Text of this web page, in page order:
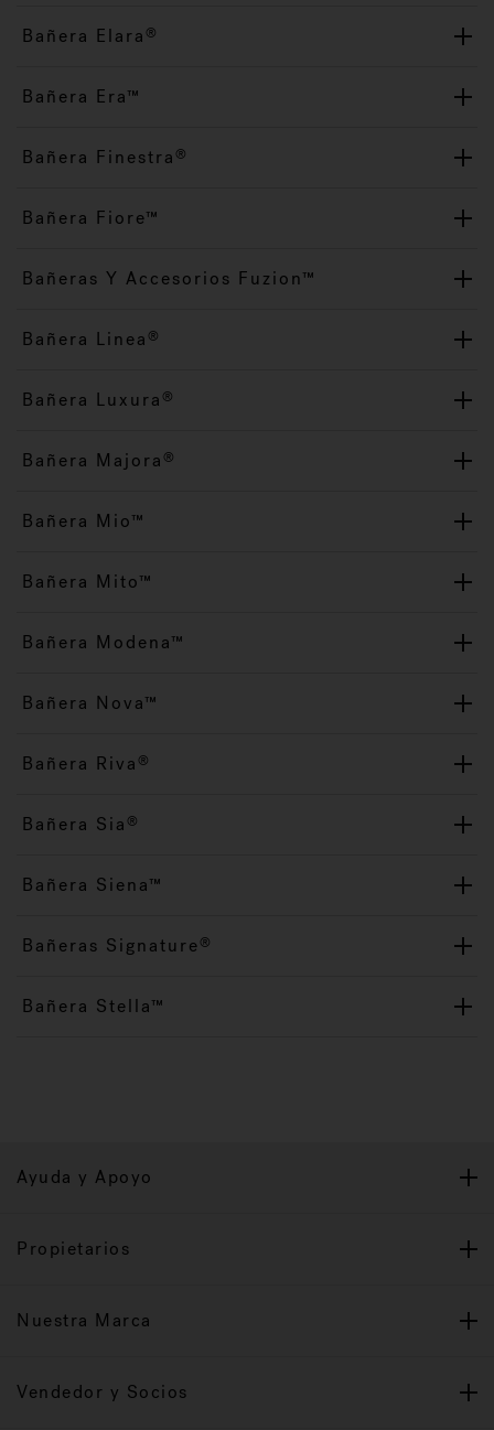
Bañera Elara ®
Bañera Era™
Bañera Finestra ®
Bañera Fiore™
Bañeras Y Accesorios Fuzion™
Bañera Linea ®
Bañera Luxura ®
Bañera Majora ®
Bañera Mio™
Bañera Mito™
Bañera Modena™
Bañera Nova™
Bañera Riva ®
Bañera Sia ®
Bañera Siena™
Bañeras Signature®
Bañera Stella™
Ayuda y Apoyo
Propietarios
Nuestra Marca
Vendedor y Socios